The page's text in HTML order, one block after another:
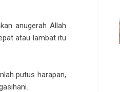
anugerah Allah
atau lambat itu
putus harapan,